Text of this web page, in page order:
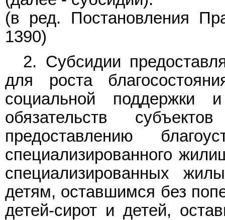
(в ред. Постановления
1390)
2. Субсидии
для роста
социальной поддержки
обязательств
предоставлению
специализированного
специализированных
детям, оставшимся без
детей-сирот и детей,